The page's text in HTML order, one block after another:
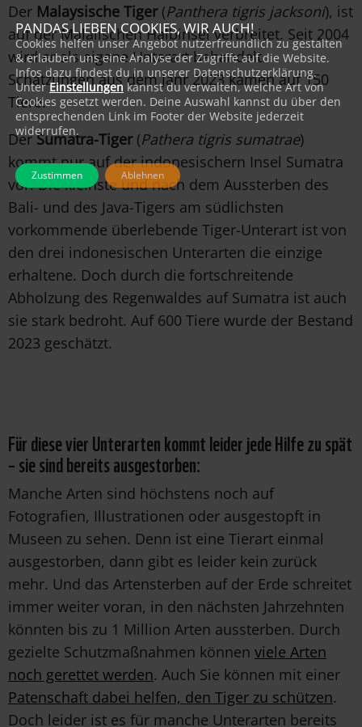
Der Malaysische Tiger(Panthera tigris jacksoni), ist
auf der Malaiischen Halbinsel verbreitet. Seit 2004
wird er als eigene Unterart behandelt.
Schätzungen aus dem Jahr 2023 kamen auf 150
Tiere.
DerSumatra-Tiger(Pathera tigris sumatrae)
kommt nur auf der indonesischern Insel Sumatra
vor. Die kleinste und nach dem Aussterben des
Bali- und des Java-Tigers am südlichsten
vorkommende überlebende Tiger-Unterart ist von
den drei indonesischen Unterarten die einzige
erhaltene. Doch durch die fortschreitende
Abholzung des Regenwaldes auf Sumatra ist auch
sie stark bedroht. Auf 600 Tiere wurde der Bestand
2023 geschätzt.
Für diese vier Unterarten kommt leider jede Hilfe zu spät
– sie sind bereits ausgestorben:
Manche Arten sind höchstens noch auf
Fotografien, Illustrationen oder ausgestopft in
Museen zu sehen. Denn ist eine Tierart einmal
ausgestorben, dann gibt es leider kein zurück
mehr. Und das Artensterben auf der Erde schreitet
immer weiter voran, in den nächsten Jahrzehnten
könnten bis zu 1 Million Arten aussterben. Durch
gezielte Schutzmaßnahmen können viele Arten
noch gerettet werden. Auch Sie können mit einer
Patenschaft dabei helfen, den Tiger zu schützen.
Doch leider ist es für manche Unterarten bereits
PANDAS LIEBEN COOKIES, WIR AUCH!
Cookies helfen unser Angebot nutzerfreundlich zu gestalten
& erlauben uns eine Analyse der Zugriffe auf die Website.
Infos dazu findest du in unserer Datenschutzerklärung.
UnterEinstellungen kannst du verwalten, welche Art von
Cookies gesetzt werden. Deine Auswahl kannst du über den
entsprechenden Link im Footer der Website jederzeit
widerrufen.
Zustimmen Ablehnen